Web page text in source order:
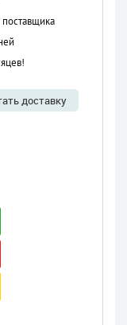
поставщика
доставку